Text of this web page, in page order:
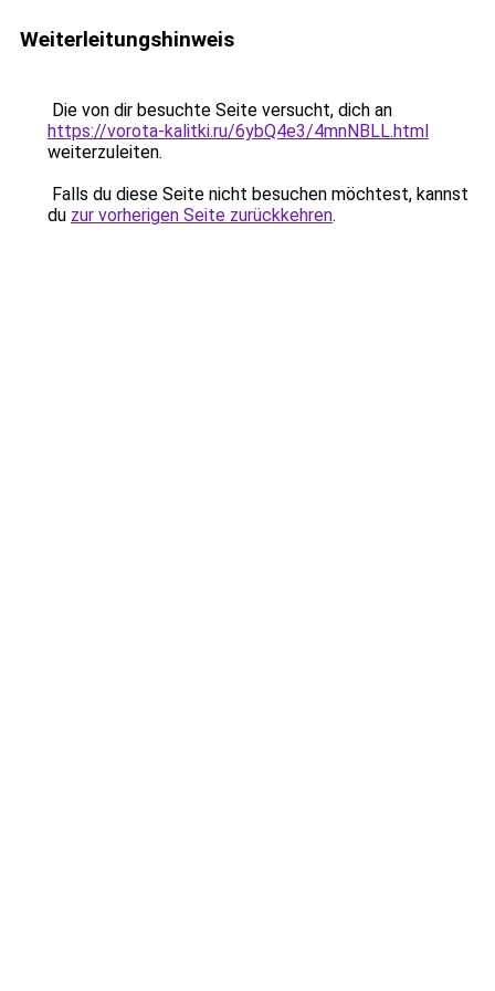
Weiterleitungshinweis
Die von dir besuchte Seite versucht, dich an
https://vorota-kalitki.ru/6ybQ4e3/4mnNBLL.html
weiterzuleiten.
Falls du diese Seite nicht besuchen möchtest, kannst
du zur vorherigen Seite zurückkehren.